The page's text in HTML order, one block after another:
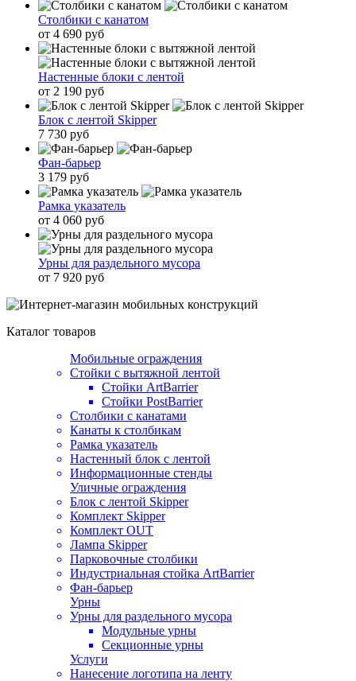
Столбики с канатом
от 4 690 руб
Настенные блоки с лентой
от 2 190 руб
Блок с лентой Skipper
7 730 руб
Фан-барьер
3 179 руб
Рамка указатель
от 4 060 руб
Урны для раздельного мусора
от 7 920 руб
Каталог товаров
Мобильные ограждения
Стойки с вытяжной лентой
Стойки ArtBarrier
Стойки PostBarrier
Столбики с канатами
Канаты к столбикам
Рамка указатель
Настенный блок с лентой
Информационные стенды
Уличные ограждения
Блок с лентой Skipper
Комплект Skipper
Комплект OUT
Лампа Skipper
Парковочные столбики
Индустриальная стойка ArtBarrier
Фан-барьер
Урны
Урны для раздельного мусора
Модульные урны
Секционные урны
Услуги
Нанесение логотипа на ленту